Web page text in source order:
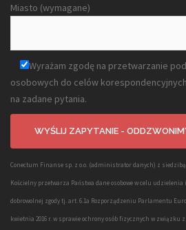
Miasto (wymagane)
Wyrażam zgodę na przetwarzanie
osobowych do celów
na zadane pytania.
Conectum Finanse sp. z o.o. (administrator danych) z siedzibą
Kościelny przetwarza Państwa dane osobowe w celu
dobrowolnej zgody tj. art. 6.1a Rozporządzeniu Parlamentu
kwietnia 2016 r. w sprawie ochrony osób fizycznych w związku